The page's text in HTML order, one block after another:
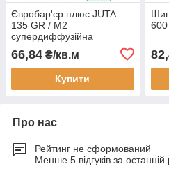
Євробар'єр плюс JUTA
135 GR / M2
супердиффузійна
покрівлі покрівлі
66,84 ₴/кв.м
Купити
Про нас
Рейтинг не сформований
Менше 5 відгуків за останній